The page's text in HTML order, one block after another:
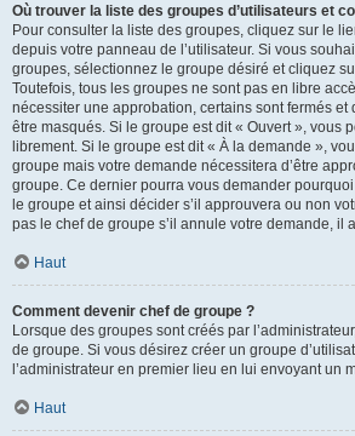
Où trouver la liste des groupes d’utilisateurs et
Pour consulter la liste des groupes, cliquez sur le
depuis votre panneau de l’utilisateur. Si vous
groupes, sélectionnez le groupe désiré et cliquez
Toutefois, tous les groupes ne sont pas en libre
nécessiter une approbation, certains sont fermés et
être masqués. Si le groupe est dit « Ouvert », vous
librement. Si le groupe est dit « À la demande »,
groupe mais votre demande nécessitera d’être
groupe. Ce dernier pourra vous demander
le groupe et ainsi décider s’il approuvera ou non
pas le chef de groupe s’il annule votre demande, il
Haut
Comment devenir chef de groupe ?
Lorsque des groupes sont créés par
de groupe. Si vous désirez créer un groupe
l’administrateur en premier lieu en lui envoyant un
Haut